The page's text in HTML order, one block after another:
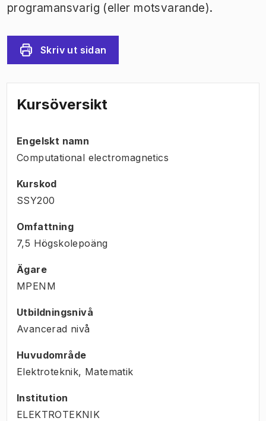
programansvarig (eller motsvarande).
Skriv ut sidan
Kursöversikt
Engelskt namn
Computational electromagnetics
Kurskod
SSY200
Omfattning
7,5 Högskolepoäng
Ägare
MPENM
Utbildningsnivå
Avancerad nivå
Huvudområde
Elektroteknik, Matematik
Institution
ELEKTROTEKNIK